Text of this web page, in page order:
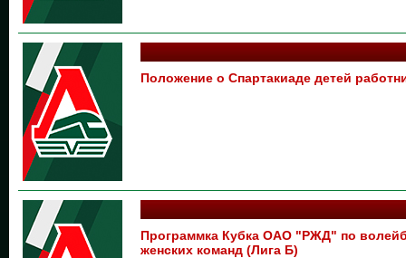
Положение о Спартакиаде детей
Программка Кубка ОАО "РЖД" по
женских команд (Лига Б)